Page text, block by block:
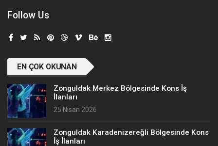
Follow Us
EN ÇOK OKUNAN
Zonguldak Merkez Bölgesinde Kons İş
İlanları
25 Nisan 2026
Zonguldak Karadenizereğli Bölgesinde Kons
İş İlanları